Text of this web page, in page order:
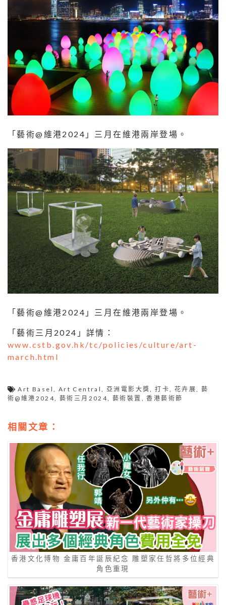
「藝術@維港2024」三月在維港兩岸登場。
「藝術@維港2024」三月在維港兩岸登場。
「藝術三月2024」詳情：
www.cstb.gov.hk/tc/policies/culture/art-
march.html
Art Basel, Art Central,亞洲電影大獎,打卡, 花卉展, 藝
術@維港2024,藝術三月2024,藝術裝置 ,香港藝術節
相關文章：
香港文化博物 金庸百年誕辰紀念 雕塑家任哲將多位經典
角色重現